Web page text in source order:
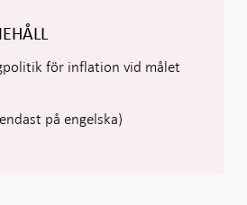
för inflation vid målet
på engelska)